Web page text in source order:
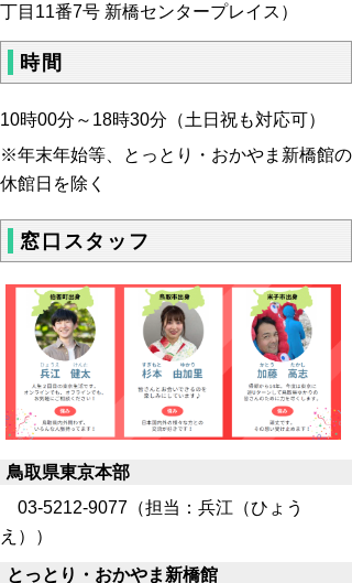
丁目11番7号 新橋センタープレイス）
時間
10時00分～18時30分（土日祝も対応可）
※年末年始等、とっとり・おかやま新橋館の
休館日を除く
窓口スタッフ
鳥取県東京本部
03-5212-9077（担当：兵江（ひょう
え））
とっとり・おかやま新橋館